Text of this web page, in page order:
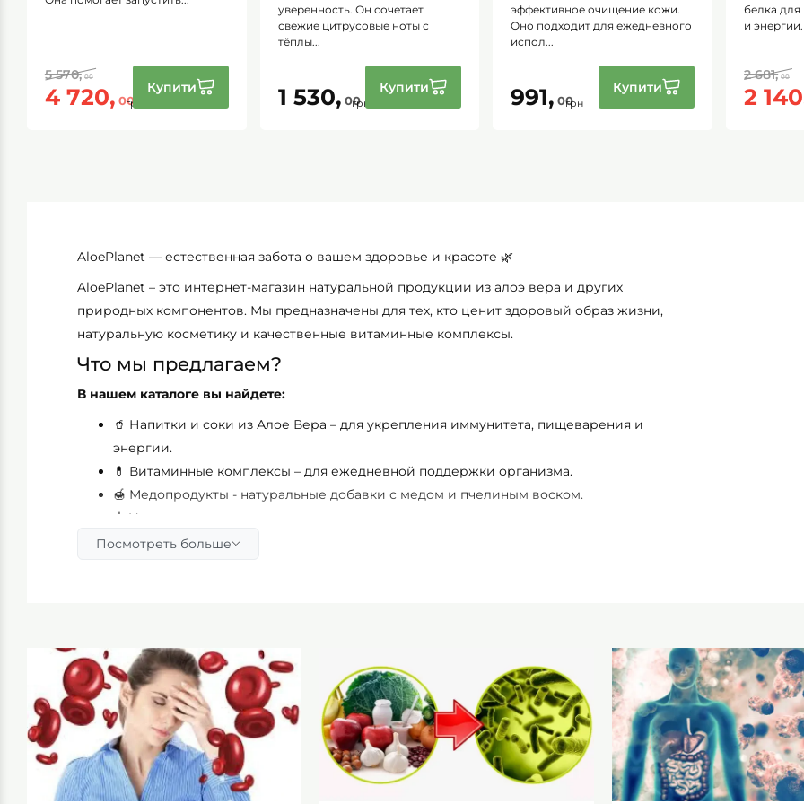
уверенность. Он сочетает
1 530, 00грн
Купити
эффективное очищение кожи.
Оно подходит для ежедневного
испол...
991, 00грн
Купити
белка для поддержки здоровья
и энергии. Он со...
2 140, 00
Купити
комплекс
1
AloePlanet — естественная забота о вашем здоровье и красоте 🌿
AloePlanet – это интернет-магазин натуральной продукции из алоэ вера и других
природных компонентов. Мы предназначены для тех, кто ценит здоровый образ жизни,
натуральную косметику и качественные витаминные комплексы.
Что мы предлагаем?
В нашем каталоге вы найдете:
🥤 Напитки и соки из Алое Вера – для укрепления иммунитета, пищеварения и
энергии.
💊 Витаминные комплексы – для ежедневной поддержки организма.
🍯 Медопродукты - натуральные добавки с медом и пчелиным воском.
🧴 Уходовая косметика – кремы, маски и средства для ежедневного ухода.
🧼 Личная гигиена – натуральные шампуни, гели, мыло.
✅ Естественность – только проверенные средства на основе алоэ вера и
природных компонентов.
✅ Качество – сотрудничаем с известными мировыми производителями (Solgar,
Pure и др.).
✅ Удобство – заказ онлайн в несколько кликов.
✅ Доставка по Украине – быстро и надежно через "Новая почта".
✅ Профессиональная поддержка – поможем подобрать продукцию под ваши
Посмотреть больше